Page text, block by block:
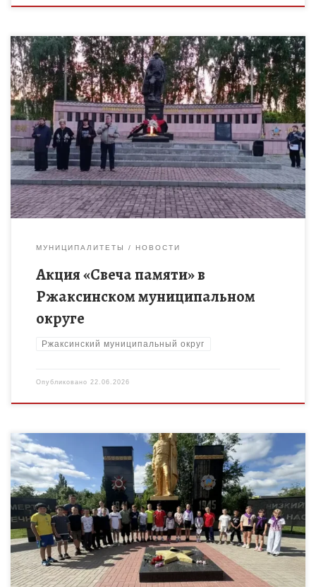
22 июня, в День памяти и скорби, в Ржаксинском
муниципальном округе состоялась Международная акция
«Свеча памяти». Дом детского творчества собрался у
Мемориала воинам-землякам, погибшим в […]
МУНИЦИПАЛИТЕТЫ НОВОСТИ
Акция «Свеча памяти» в
Ржаксинском муниципальном
округе
Ржаксинский муниципальный округ
Опубликовано 22.06.2026
22 июня мероприятия в ЛДПД «Ратибор» были посвящены
дню, который помнит вся наша страна. День, когда, подумать
страшно, началась война! В Российской Федерации 22 июня
[…]